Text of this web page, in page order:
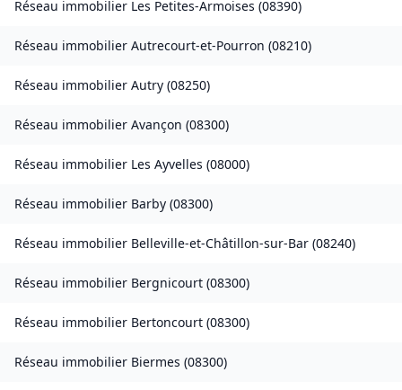
Réseau immobilier Les Petites-Armoises (08390)
Réseau immobilier Autrecourt-et-Pourron (08210)
Réseau immobilier Autry (08250)
Réseau immobilier Avançon (08300)
Réseau immobilier Les Ayvelles (08000)
Réseau immobilier Barby (08300)
Réseau immobilier Belleville-et-Châtillon-sur-Bar (08240)
Réseau immobilier Bergnicourt (08300)
Réseau immobilier Bertoncourt (08300)
Réseau immobilier Biermes (08300)